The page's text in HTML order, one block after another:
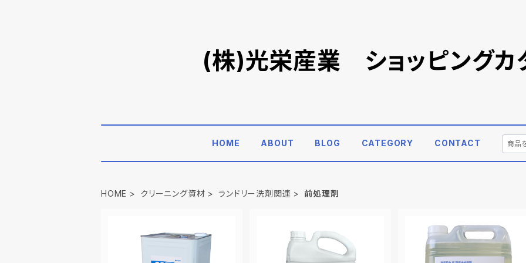
(株)光栄産業 ショッピングカ
HOME ABOUT BLOG CATEGORY CONTACT
HOME クリーニング資材 ランドリー洗剤関連 前処理剤